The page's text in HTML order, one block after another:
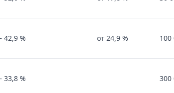
зафиксировано снижение числа
и что это значит для заемщиков
тыс. ипотек на 417,9 млрд руб.: минус
ERP
42,9 % от 24,9 % 100
33,8 % 300